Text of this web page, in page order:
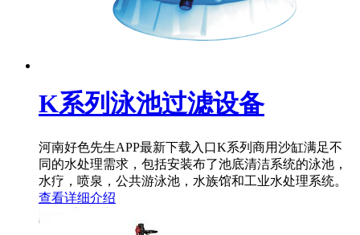
K系列泳池过滤设备
河南好色先生APP最新下载入口K系列商用沙缸满足不
同的水处理需求，包括安装布了池底清洁系统的泳池，
水疗，喷泉，公共游泳池，水族馆和工业水处理系统。
查看详细介绍